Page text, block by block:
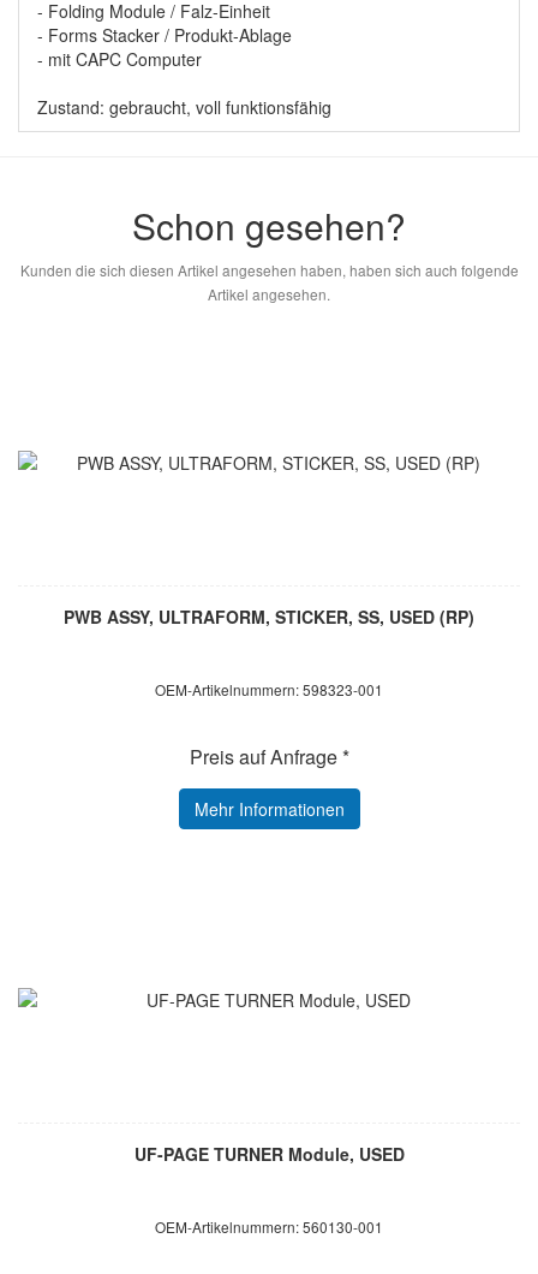
- Folding Module / Falz-Einheit
- Forms Stacker / Produkt-Ablage
- mit CAPC Computer
Zustand: gebraucht, voll funktionsfähig
Schon gesehen?
Kunden die sich diesen Artikel angesehen haben, haben sich auch folgende
Artikel angesehen.
PWB ASSY, ULTRAFORM, STICKER, SS, USED (RP)
OEM-Artikelnummern: 598323-001
Preis auf Anfrage *
Mehr Informationen
UF-PAGE TURNER Module, USED
OEM-Artikelnummern: 560130-001